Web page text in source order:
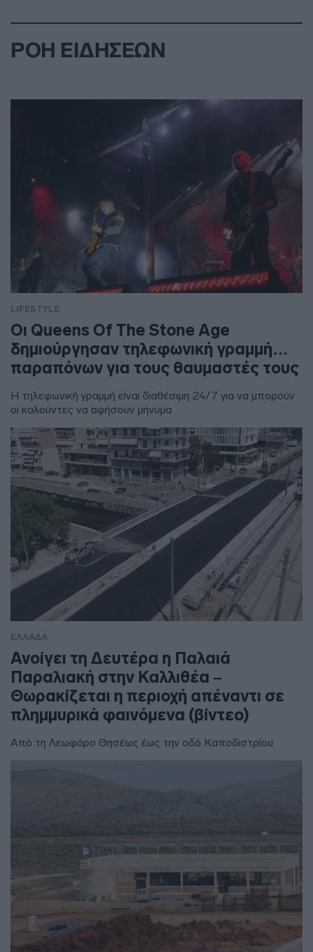
ΡΟΗ ΕΙΔΗΣΕΩΝ
LIFESTYLE
Οι Queens Of The Stone Age
δημιούργησαν τηλεφωνική γραμμή…
παραπόνων για τους θαυμαστές τους
Η τηλεφωνική γραμμή είναι διαθέσιμη 24/7 για να μπορούν
οι καλούντες να αφήσουν μήνυμα
ΕΛΛΑΔΑ
Ανοίγει τη Δευτέρα η Παλαιά
Παραλιακή στην Καλλιθέα –
Θωρακίζεται η περιοχή απέναντι σε
πλημμυρικά φαινόμενα (βίντεο)
Από τη Λεωφόρο Θησέως έως την οδό Καποδιστρίου